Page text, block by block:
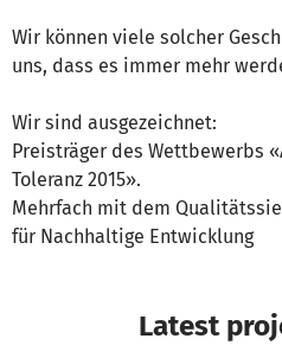
Wir können viele solcher
uns, dass es immer mehr
Wir sind ausgezeichnet:
Preisträger des Wettbewerbs
Toleranz 2015».
Mehrfach mit dem
für Nachhaltige Entwicklung
Latest